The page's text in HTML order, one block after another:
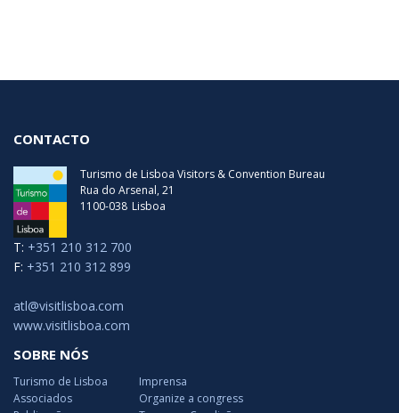
CONTACTO
Turismo de Lisboa Visitors & Convention Bureau
Rua do Arsenal, 21
1100-038 Lisboa
T: +351 210 312 700
F: +351 210 312 899
atl@visitlisboa.com
www.visitlisboa.com
SOBRE NÓS
Turismo de Lisboa
Associados
Imprensa
Organize a congress